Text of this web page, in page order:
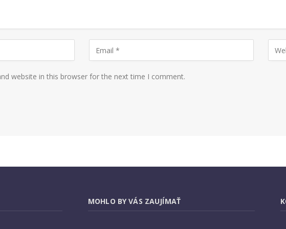
website in this browser for the next time I comment.
MOHLO BY VÁS ZAUJÍMAŤ